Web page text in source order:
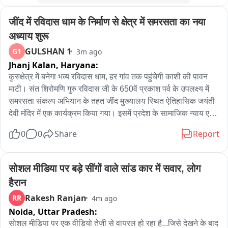
ਲੰਬੇ ਸਮੇਂ ਤੋਂ ਹਵਾਰਾ ਨੂੰ ਪੈਰੋਲ ਦੇਣ ਦੀ ਮੰਗ ਕੀਤੀ ਜਾ ਰਹੀ ਹੈ।
ਉਨ੍ਹਾਂ ਦੱਸਿਆ ਕਿ ਮੁੱਖ ਮੰਤਰੀ ਵੱਲੋਂ ਰਾਜਪਾਲ ਨੂੰ ਭੇਜਿਆ ਗਿਆ ਪੱਤਰ
ਅਗਲੀ ਕਾਰਵਾਈ ਲਈ ਕੇਂਦਰੀ ਗ੍ਰਹਿ ਮੰਤਰਾਲੇ ਕੋਲ ਜਾਵੇਗਾ, ਜਿੱਥੋਂ ਇਸ
ਸਬੰਧੀ ਅਗਲਾ ਫੈਸਲਾ ਲਿਆ ਜਾਣਾ ਹੈ। ਸਿੱਧੂਪੁਰ ਮੁਤਾਬਕ ਹਵਾਰਾ ਦੀ
ਪੈਰੋਲ ਦੇ ਹੱਕ ਵਿੱਚ ਪੰਜਾਬ ਦੇ ਵੱਖ-ਵੱਖ ਜ਼ਿਲ੍ਹਿਆਂ ਦੀਆਂ ਕਰੀਬ 150
ਪੰਚਾਇਤਾਂ ਵੱਲੋਂ ਮਤੇ ਪਾਸ ਕੀਤੇ ਜਾ ਚੁੱਕੇ ਹਨ।
ਪੰਥਕ ਆਗੂਆਂ ਨੇ ਉਮੀਦ ਜਤਾਈ ਕਿ ਸਾਰੀ ਕਾਨੂੰਨੀ ਪ੍ਰਕਿਰਿਆ ਪੂਰੀ ਹੋਣ
ਤੋਂ ਬਾਅਦ ਹਵਾਰਾ ਨੂੰ ਆਪਣੀ ਬਜ਼ੁਰਗ ਮਾਤਾ ਨਾਲ ਮਿਲਣ ਦਾ ਮੌਕਾ
जींद में रविदास धाम के निर्माण से क्षेत्र में समरसता का नया
अध्याय शुरू
G1 GULSHAN 1 3m ago
Jhanj Kalan, Haryana:
कुरुक्षेत्र में बनेगा भव्य रविदास धाम, हर गांव तक पहुंचेगी काशी की पावन
माटी। संत शिरोमणि गुरु रविदास जी के 650वें प्रकाश पर्व के उपलक्ष्य में
समरसता संकल्प अभियान के तहत जींद मुख्यालय स्थित ऐतिहासिक जयंती
देवी मंदिर में एक कार्यक्रम किया गया। इसमें प्रदेश के सामाजिक न्याय एवं
अवसर पर उन्होंने कहा कि संत रविदास जी की वाणी किसी एक गांव, राज्य
और समाज को एकजुट करने के विचार दिए। मीरा बाई जैसी महान साध्वी
उनकी शिष्या बनीं, जो उनकी महानता का प्रत्यक्ष प्रमाण है। ऐसे प्रकाश
पुंज महापुरुषों को सीमाओं में नहीं बांधा जा सकता। वर्ष 2027 में आने वाले
650वें प्रकाश पर्व को लेकर देश के प्रधानमंत्री और केंद्रीय नेतृत्व ने एक
व्यापक रूपरेखा तैयार की है; 29 जुलाई 2026 (गुरु पूर्णिमा) को काशी
(वाराणसी) से शुरू हुआ यह अभियान पूरे साल चलेगा। हरियाणा की टीम
0 0 Share Report
सोशल मीडिया पर बड़े सींगों वाले सांड कार में सवार, लोग
हैरान
RR Rakesh Ranjan 4m ago
Noida, Uttar Pradesh:
सोशल मीडिया पर एक वीडियो तेजी से वायरल हो रहा है...जिसे देखने के बाद